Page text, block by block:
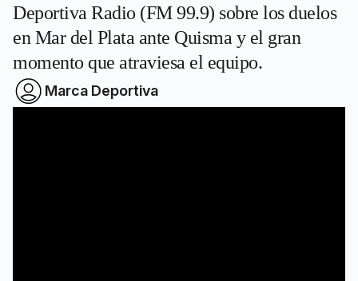
Deportiva Radio (FM 99.9) sobre los duelos
en Mar del Plata ante Quisma y el gran
momento que atraviesa el equipo.
Marca Deportiva